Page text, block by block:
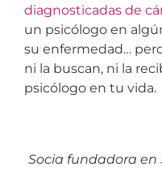
diagnosticadas de
un psicólogo en
su enfermedad…
ni la buscan, ni la
psicólogo en tu vida.
Socia fundadora en